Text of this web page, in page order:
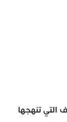
التي تنهجها